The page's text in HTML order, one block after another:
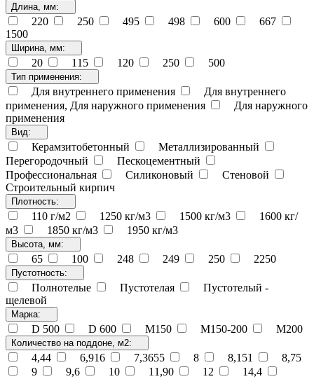
Длина, мм:
220 250 495 498 600
667
1500
Ширина, мм:
20 115 120 250 500
Тип применения:
Для внутреннего применения
Для внутреннего
применения, Для наружного применения
Для наружного
применения
Вид:
Керамзитобетонный
Металлизированный
Перегородочный
Пескоцементный
Профессиональная
Силиконовый
Стеновой
Строительный кирпич
Плотность:
110 г/м2 1250 кг/м3 1500 кг/м3
1600 кг/
м3
1850 кг/м3 1950 кг/м3
Высота, мм:
65 100 248 249 250 2250
Пустотность:
Полнотелые Пустотелая
Пустотелый -
щелевой
Марка:
D 500 D 600 М150 М150-200 М200
Количество на поддоне, м2:
4,44 6,916 7,3655 8 8,151
8,75
9
9,6 10 11,90 12
14,4